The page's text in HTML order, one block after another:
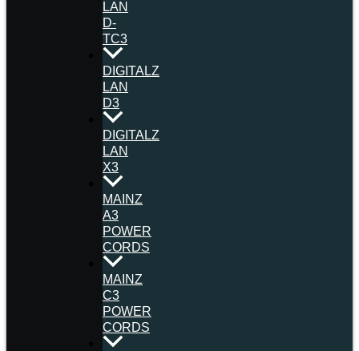
LAN
D-
TC3
DIGITALZ
LAN
D3
DIGITALZ
LAN
X3
MAINZ
A3
POWER
CORDS
MAINZ
C3
POWER
CORDS